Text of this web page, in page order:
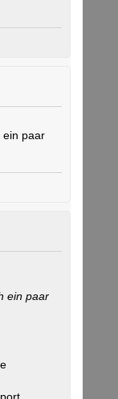
ein paar
ein paar